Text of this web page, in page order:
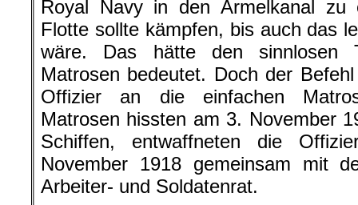
Royal Navy in den Ärmelkanal zu
Flotte sollte kämpfen, bis auch das
wäre. Das hätte den sinnlosen
Matrosen bedeutet. Doch der
Offizier an die einfachen
Matrosen hissten am 3. November
Schiffen, entwaffneten die
November 1918 gemeinsam mit
Arbeiter- und Soldatenrat.